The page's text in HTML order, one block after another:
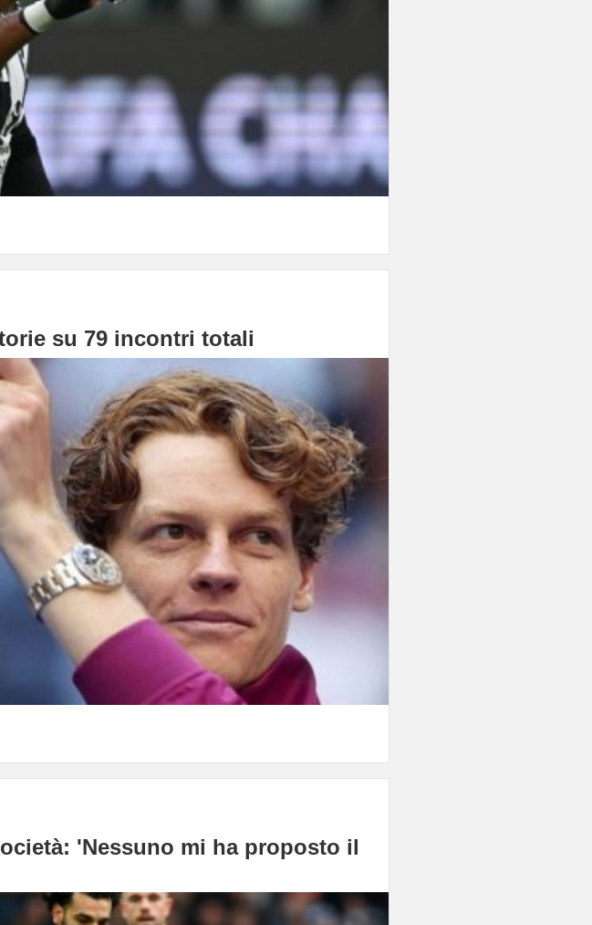
su 79 incontri totali
'Nessuno mi ha proposto il